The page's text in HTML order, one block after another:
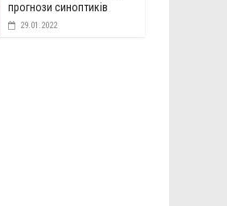
прогнози синоптиків
29.01.2022